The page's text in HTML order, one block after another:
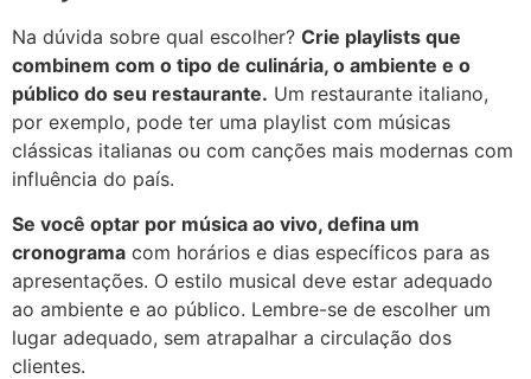
Na dúvida sobre qual escolher? Crie playlists que
combinem com o tipo de culinária, o ambiente e o
público do seu restaurante. Um restaurante italiano,
por exemplo, pode ter uma playlist com músicas
clássicas italianas ou com canções mais modernas com
influência do país.
Se você optar por música ao vivo, defina um
cronograma com horários e dias específicos para as
apresentações. O estilo musical deve estar adequado
ao ambiente e ao público. Lembre-se de escolher um
lugar adequado, sem atrapalhar a circulação dos
clientes.